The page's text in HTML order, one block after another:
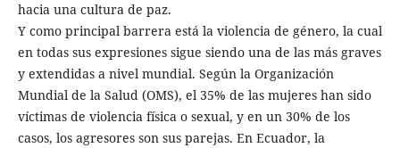
hacia una cultura de paz.
Y como principal barrera está la violencia de género, la cual
en todas sus expresiones sigue siendo una de las más graves
y extendidas a nivel mundial. Según la Organización
Mundial de la Salud (OMS), el 35% de las mujeres han sido
víctimas de violencia física o sexual, y en un 30% de los
casos, los agresores son sus parejas. En Ecuador, la